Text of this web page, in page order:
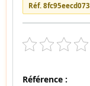
Réf. 8fc95eecd073
Référence :